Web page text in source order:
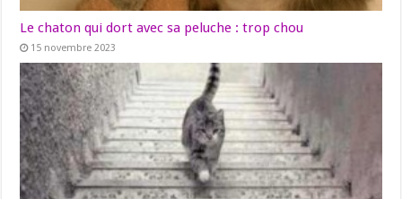
Le chaton qui dort avec sa peluche : trop chou
15 novembre 2023